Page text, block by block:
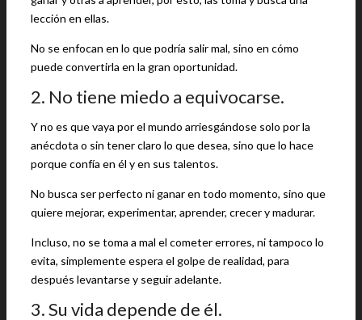
lección en ellas.
No se enfocan en lo que podría salir mal, sino en cómo
puede convertirla en la gran oportunidad.
2. No tiene miedo a equivocarse.
Y no es que vaya por el mundo arriesgándose solo por la
anécdota o sin tener claro lo que desea, sino que lo hace
porque confía en él y en sus talentos.
No busca ser perfecto ni ganar en todo momento, sino que
quiere mejorar, experimentar, aprender, crecer y madurar.
Incluso, no se toma a mal el cometer errores, ni tampoco lo
evita, simplemente espera el golpe de realidad, para
después levantarse y seguir adelante.
3. Su vida depende de él.